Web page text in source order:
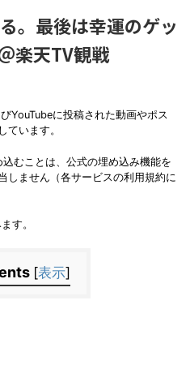
。最後は幸運のゲッ
楽天TV観戦
YouTubeに投稿された動画やポス
ています。
むことは、公式の埋め込み機能を
しません（各サービスの利用規約に
す。
[表示]